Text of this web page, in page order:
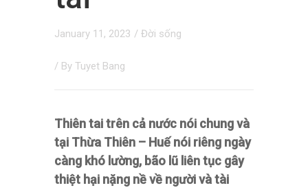
January 11, 2023 / Đời sống
/ By Tuyet Bang
Thiên tai trên cả nước nói chung và
tại Thừa Thiên – Huế nói riêng ngày
càng khó lường, bão lũ liên tục gây
thiệt hại nặng nề về người và tài